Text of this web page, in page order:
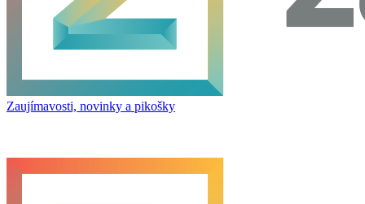
Zaujímavosti, novinky a pikošky